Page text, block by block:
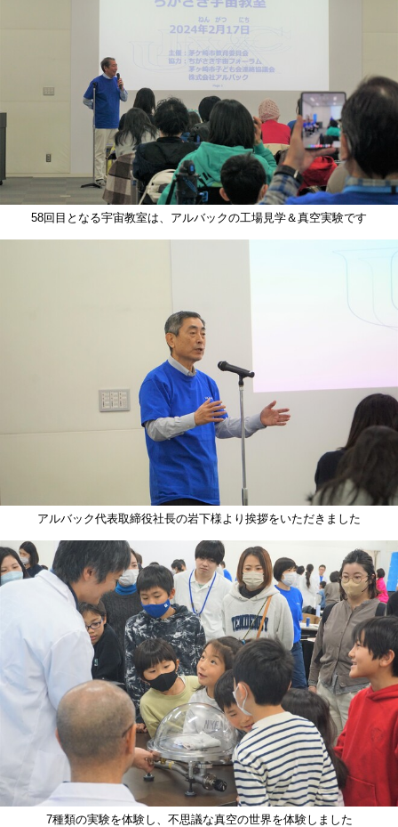
58回目となる宇宙教室は、アルバックの工場見学＆真空実験です
アルバック代表取締役社長の岩下様より挨拶をいただきました
7種類の実験を体験し、不思議な真空の世界を体験しました